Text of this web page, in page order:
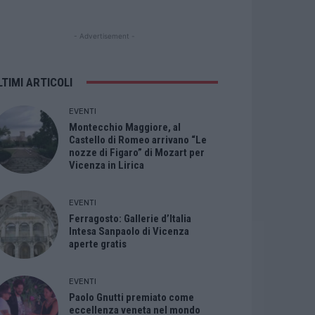
- Advertisement -
ARTICOLI
EVENTI
Montecchio Maggiore, al
Castello di Romeo arrivano “Le
nozze di Figaro” di Mozart per
Vicenza in Lirica
EVENTI
Ferragosto: Gallerie d’Italia
Intesa Sanpaolo di Vicenza
aperte gratis
EVENTI
Paolo Gnutti premiato come
eccellenza veneta nel mondo